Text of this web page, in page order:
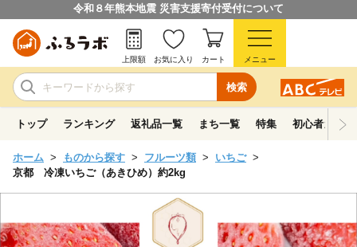
令和８年熊本地震 災害支援寄付受付について
検索
上限額 お気に入り カート メニュー
トップ ランキング 返礼品一覧 まち一覧 特集 初心者ガイド
ホーム ものから探す フルーツ類
いちご
京都 冷凍いちご（あきひめ）約2kg